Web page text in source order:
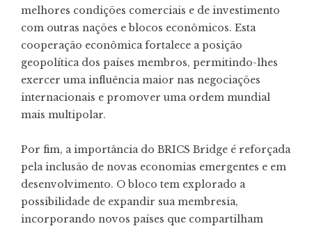
melhores condições comerciais e de investimento
com outras nações e blocos econômicos. Esta
cooperação econômica fortalece a posição
geopolítica dos países membros, permitindo-lhes
exercer uma influência maior nas negociações
internacionais e promover uma ordem mundial
mais multipolar.
Por fim, a importância do BRICS Bridge é reforçada
pela inclusão de novas economias emergentes e em
desenvolvimento. O bloco tem explorado a
possibilidade de expandir sua membresia,
incorporando novos países que compartilham